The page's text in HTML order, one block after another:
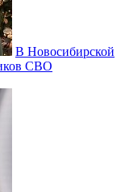
В Новосибирской
СВО